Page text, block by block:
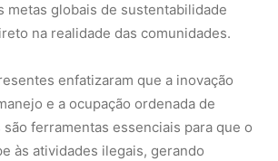
metas globais de sustentabilidade
na realidade das comunidades.
enfatizaram que a inovação
e a ocupação ordenada de
ferramentas essenciais para que o
às atividades ilegais, gerando